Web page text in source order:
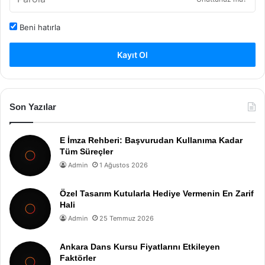
Beni hatırla
Kayıt Ol
Son Yazılar
E İmza Rehberi: Başvurudan Kullanıma Kadar
Tüm Süreçler
Admin 1 Ağustos 2026
Özel Tasarım Kutularla Hediye Vermenin En Zarif
Hali
Admin 25 Temmuz 2026
Ankara Dans Kursu Fiyatlarını Etkileyen
Faktörler